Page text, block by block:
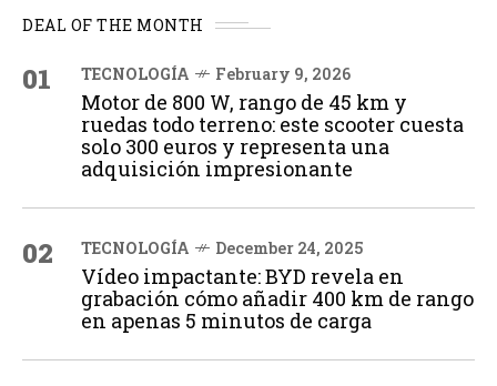
DEAL OF THE MONTH
01 TECNOLOGÍA February 9, 2026
Motor de 800 W, rango de 45 km y
ruedas todo terreno: este scooter cuesta
solo 300 euros y representa una
adquisición impresionante
02 TECNOLOGÍA December 24, 2025
Vídeo impactante: BYD revela en
grabación cómo añadir 400 km de rango
en apenas 5 minutos de carga